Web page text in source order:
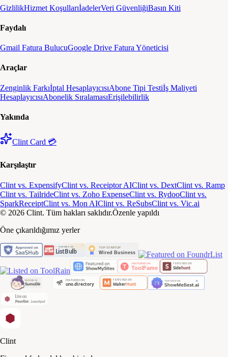
GizlilikHizmet KoşullarıİadelerVeri GüvenliğiBasın Kiti
Faydalı
Gmail Fatura BulucuGoogle Drive Fatura Yöneticisi
Araçlar
Zenginlik Farkıİptal HesaplayıcısıAbone Tipi Testiİş Maliyeti
HesaplayıcısıAbonelik SıralamasıErişilebilirlik
Yakında
Clint Card 💳
Karşılaştır
Clint vs. ExpensifyClint vs. Receiptor AIClint vs. DextClint vs. Ramp
Clint vs. TailrideClint vs. Zoho ExpenseClint vs. RydooClint vs.
SparkReceiptClint vs. Mon AIClint vs. ReSubsClint vs. Vic.ai
© 2026 Clint. Tüm hakları saklıdır.Özenle yapıldı
Öne çıkarıldığımız yerler
Clint